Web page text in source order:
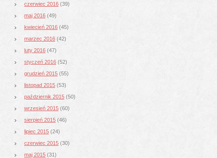
czerwiec 2016 (39)
maj 2016 (49)
kwiecień 2016 (45)
marzec 2016 (42)
luty 2016 (47)
styczeń 2016 (52)
grudzień 2015 (55)
listopad 2015 (53)
październik 2015 (50)
wrzesień 2015 (60)
sierpień 2015 (46)
lipiec 2015 (24)
czerwiec 2015 (30)
maj 2015 (31)